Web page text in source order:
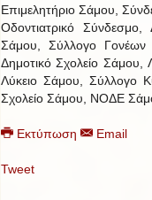
Επιμελητήριο Σάμου,
Οδοντιατρικό
Σάμου, Σύλλογο Γονέων
Δημοτικό Σχολείο Σάμου,
Λύκειο Σάμου, Σύλλογο
Σχολείο Σάμου, ΝΟΔΕ
Εκτύπωση Email
Tweet